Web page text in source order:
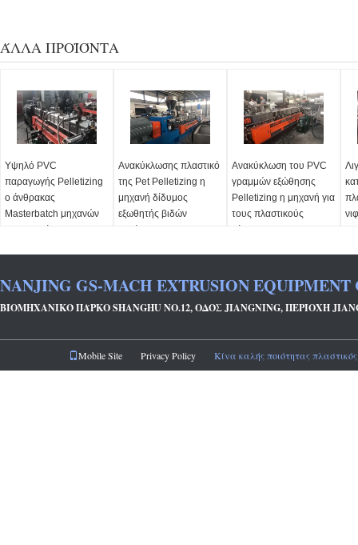
ΆΛΛΑ ΠΡΟΪΌΝΤΑ
Υψηλό PVC
παραγωγής Pelletizing
ο άνθρακας
Masterbatch μηχανών
Ανακύκλωσης πλαστικό
της Pet Pelletizing η
μηχανή δίδυμος
εξωθητής βιδών
Ανακύκλωση του PVC
γραμμών εξώθησης
Pelletizing η μηχανή για
τους πλαστικούς
NANJING GS-MACH EXTRUSION EQUIPMENT
ΒΙΟΜΗΧΑΝΙΚΌ ΠΆΡΚΟ SHANGHU NO.12, ΟΔΌΣ JIANGNING, ΠΕΡΙΟΧΉ
Mobile Site Privacy Policy Κίνα καλής ποιότητας